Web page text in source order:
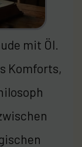
mit Öl.
Komforts,